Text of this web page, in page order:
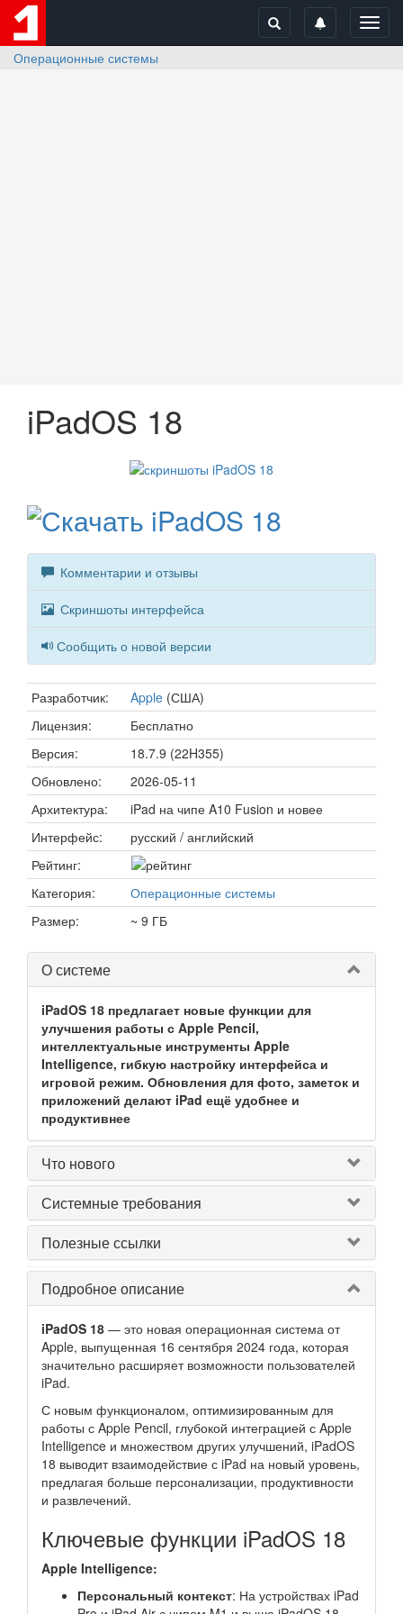
Операционные системы
iPadOS 18
Комментарии и отзывы
Скриншоты интерфейса
Сообщить о новой версии
Разработчик: Apple (США)
Лицензия:
Бесплатно
Версия:
18.7.9 (22H355)
Обновлено:
2026-05-11
Архитектура:
iPad на чипе A10 Fusion и новее
Интерфейс:
русский / английский
Рейтинг:
Категория:
Операционные системы
Размер:
~ 9 ГБ
О системе
iPadOS 18 предлагает новые функции для
улучшения работы с Apple Pencil,
интеллектуальные инструменты Apple
Intelligence, гибкую настройку интерфейса и
игровой режим. Обновления для фото, заметок и
приложений делают iPad ещё удобнее и
продуктивнее
Что нового
Системные требования
Полезные ссылки
Подробное описание
iPadOS 18 — это новая операционная система от
Apple, выпущенная 16 сентября 2024 года, которая
значительно расширяет возможности пользователей
iPad.
С новым функционалом, оптимизированным для
работы с Apple Pencil, глубокой интеграцией с Apple
Intelligence и множеством других улучшений, iPadOS
18 выводит взаимодействие с iPad на новый уровень,
предлагая больше персонализации, продуктивности
и развлечений.
Ключевые функции iPadOS 18
Apple Intelligence:
Персональный контекст: На устройствах iPad